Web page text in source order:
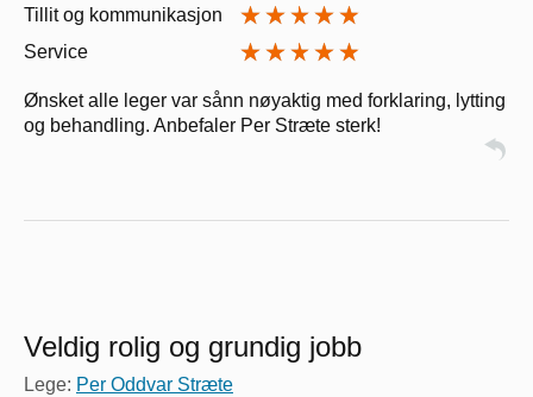
Tillit og kommunikasjon
Service
Ønsket alle leger var sånn nøyaktig med forklaring, lytting
og behandling. Anbefaler Per Stræte sterk!
Veldig rolig og grundig jobb
Lege: Per Oddvar Stræte